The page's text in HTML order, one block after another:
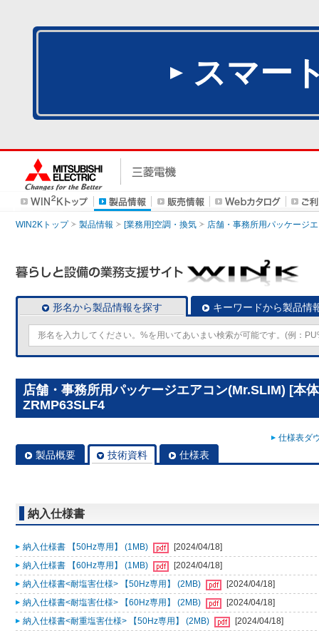
スマー
WIN2Kトップ 製品情報 [業務用]空調・換気 店舗・事務所用パッケージ
形名から製品情報を探す キーワードから製品情
店舗・事務所用パッケージエアコン(Mr.SLIM) [本
ZRMP63SLF4
仕様表ダ
製品概要 技術資料 仕様表
納入仕様書
納入仕様書 【50Hz専用】 (1MB)
[2024/04/18]
納入仕様書 【60Hz専用】 (1MB)
[2024/04/18]
納入仕様書<耐塩害仕様> 【50Hz専用】 (2MB)
[2024/04/18]
納入仕様書<耐塩害仕様> 【60Hz専用】 (2MB)
[2024/04/18]
納入仕様書<耐重塩害仕様> 【50Hz専用】 (2MB)
[2024/04/18]